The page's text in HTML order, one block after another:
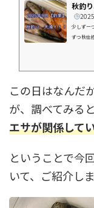
秋釣
少しずー
ずつ秋仕
かった
この日はなんだ
が、調べてみる
エサが関係して
ということで今回
いて、ご紹介し